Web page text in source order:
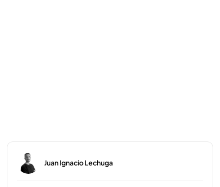
Juan Ignacio Lechuga